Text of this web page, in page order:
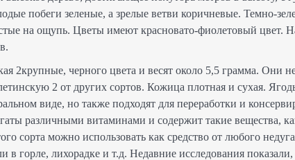
побеги зеленые, а зрелые ветви коричневые. Темно-
на ощупь. Цветы имеют красновато-фиолетовый цвет.
2крупные, черного цвета и весят около 5,5 грамма. Они
2 от других сортов. Кожица плотная и сухая.
виде, но также подходят для переработки и
различными витаминами и содержит такие вещества,
сорта можно использовать как средство от любого
в горле, лихорадке и т.д. Недавние исследования показали,